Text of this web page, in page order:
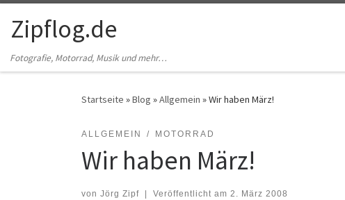
Zum Inhalt springen
Zipflog.de
Fotografie, Motorrad, Musik und mehr…
Startseite »Blog »Allgemein »Wir haben März!
ALLGEMEIN MOTORRAD
Wir haben März!
von Jörg Zipf Veröffentlicht am 2. März 2008